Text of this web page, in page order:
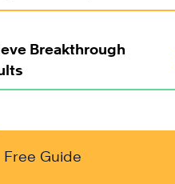
Breakthrough
Free Guide